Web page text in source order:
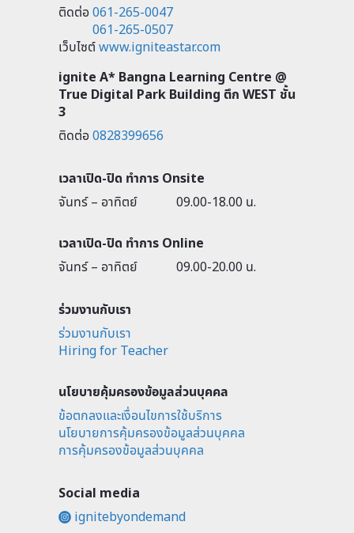
ติดต่อ061-265-0047
061-265-0507
เว็บไซต์www.igniteastar.com
ignite A* Bangna Learning Centre @
True Digital Park Building ตึก WEST ชั้น
3
ติดต่อ0828399656
เวลาเปิด-ปิด ทำการ Onsite
จันทร์ – อาทิตย์
09.00-18.00 น.
เวลาเปิด-ปิด ทำการ Online
จันทร์ – อาทิตย์
09.00-20.00 น.
ร่วมงานกับเรา
ร่วมงานกับเรา
Hiring for Teacher
นโยบายคุ้มครองข้อมูลส่วนบุคคล
ข้อตกลงและเงื่อนไขการใช้บริการ
นโยบายการคุ้มครองข้อมูลส่วนบุคคล
การคุ้มครองข้อมูลส่วนบุคคล
Social media
ignitebyondemand